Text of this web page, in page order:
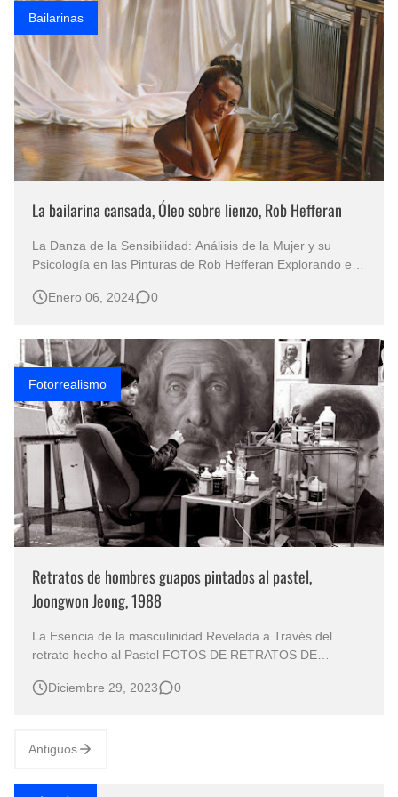
Bailarinas
La bailarina cansada, Óleo sobre lienzo, Rob Hefferan
La Danza de la Sensibilidad: Análisis de la Mujer y su
Psicología en las Pinturas de Rob Hefferan Explorando el
Representación Femenina en la Sociedad Contemporánea
Asberry, CA. USA La ob…
Enero 06, 2024 0
Fotorrealismo
Retratos de hombres guapos pintados al pastel,
Joongwon Jeong, 1988
La Esencia de la masculinidad Revelada a Través del
retrato hecho al Pastel FOTOS DE RETRATOS DE
Rostros de Hombres Arte del Pastel Sobre Papel Pintor
Diciembre 29, 2023 0
Antiguos